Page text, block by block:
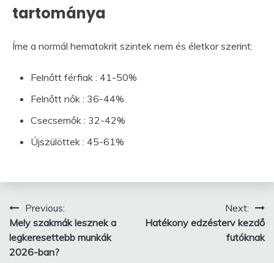
tartománya
Íme a normál hematokrit szintek nem és életkor szerint:
Felnőtt férfiak : 41-50%
Felnőtt nők : 36-44%
Csecsemők : 32-42%
Újszülöttek : 45-61%
Bejegyzés
navigáció
Previous:
Mely szakmák lesznek a
legkeresettebb munkák
2026-ban?
Next:
Hatékony edzésterv kezdő
futóknak